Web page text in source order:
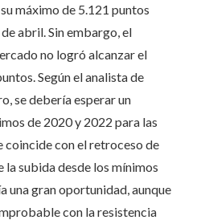
máximo de 5.121 puntos
abril. Sin embargo, el
no logró alcanzar el
Según el analista de
se debería esperar un
de 2020 y 2022 para las
coincide con el retroceso de
la subida desde los mínimos
una gran oportunidad, aunque
con la resistencia